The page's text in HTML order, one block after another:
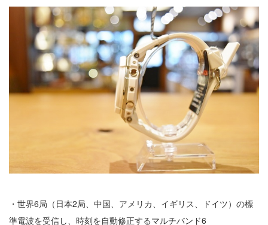
・世界6局（日本2局、中国、アメリカ、イギリス、ドイツ）の標
準電波を受信し、時刻を自動修正するマルチバンド6